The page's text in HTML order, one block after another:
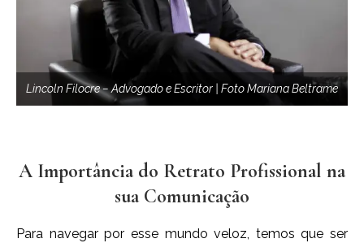
Lincoln Filocre – Advogado e Escritor | Foto Mariana Beltrame
A Importância do Retrato Profissional na
sua Comunicação
Para navegar por esse mundo veloz, temos que ser